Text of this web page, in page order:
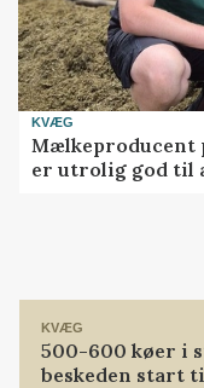
KVÆG
Mælkeproducent
er utrolig god til
KVÆG
500-600 køer i
beskeden start